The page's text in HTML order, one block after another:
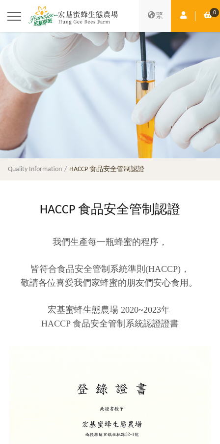
繁 Member 0
Quality Information HACCP 食品安全管制認證
HACCP 食品安全管制認證
我們生產每一瓶蜂蜜的程序，
皆符合食品安全管制系統準則(HACCP)，
敬請各位喜愛我們家蜂蜜的朋友們安心食用。
宏基蜜蜂生態農場 2020~2023年
HACCP 食品安全管制系統認證證書